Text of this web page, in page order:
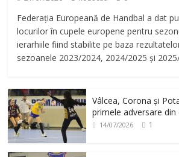
Federația Europeană de Handbal a dat
locurilor în cupele europene pentru
ierarhiile fiind stabilite pe baza
sezoanele 2023/2024, 2024/2025 și
Vâlcea, Corona și
primele adversare
14/07/2026 1